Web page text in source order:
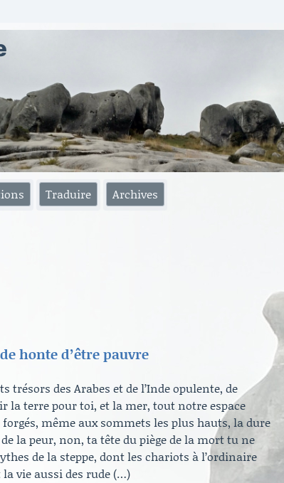
Traduire Archives
honte d’être pauvre
trésors des Arabes et de l’Inde opulente, de
la terre pour toi, et la mer, tout notre espace
même aux sommets les plus hauts, la dure
la peur, non, ta tête du piège de la mort tu ne
de la steppe, dont les chariots à l’ordinaire
vie aussi des rude (…)